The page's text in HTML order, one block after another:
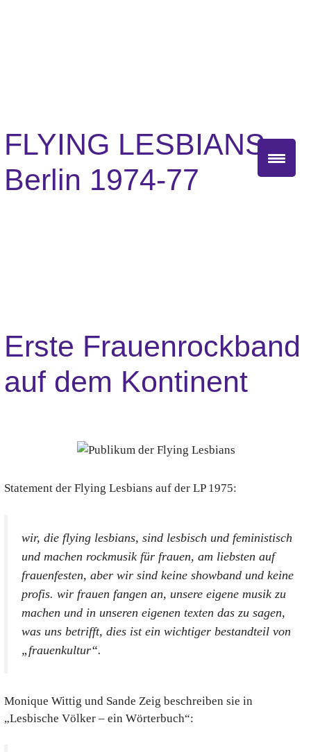
FLYING LESBIANS –
Berlin 1974-77
Erste Frauenrockband
auf dem Kontinent
Statement der Flying Lesbians auf der LP 1975:
wir, die flying lesbians, sind lesbisch und feministisch
und machen rockmusik für frauen, am liebsten auf
frauenfesten, aber wir sind keine showband und keine
profis. wir frauen fangen an, unsere eigene musik zu
machen und in unseren eigenen texten das zu sagen,
was uns betrifft, dies ist ein wichtiger bestandteil von
„frauenkultur“.
Monique Wittig und Sande Zeig beschreiben sie in
„Lesbische Völker – ein Wörterbuch“: